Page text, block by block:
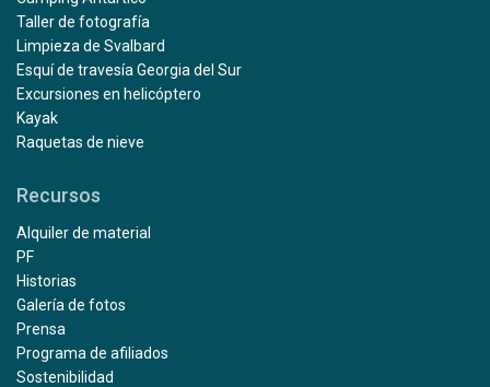
Taller de fotografía
Limpieza de Svalbard
Esquí de travesía Georgia del Sur
Excursiones en helicóptero
Kayak
Raquetas de nieve
Recursos
Alquiler de material
PF
Historias
Galería de fotos
Prensa
Programa de afiliados
Sostenibilidad